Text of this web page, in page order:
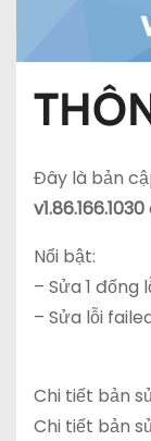
Đây là bản
v1.86.166.1030
Nổi bật:
– Sửa 1 đống
– Sửa lỗi
Chi tiết bản
Chi tiết bản